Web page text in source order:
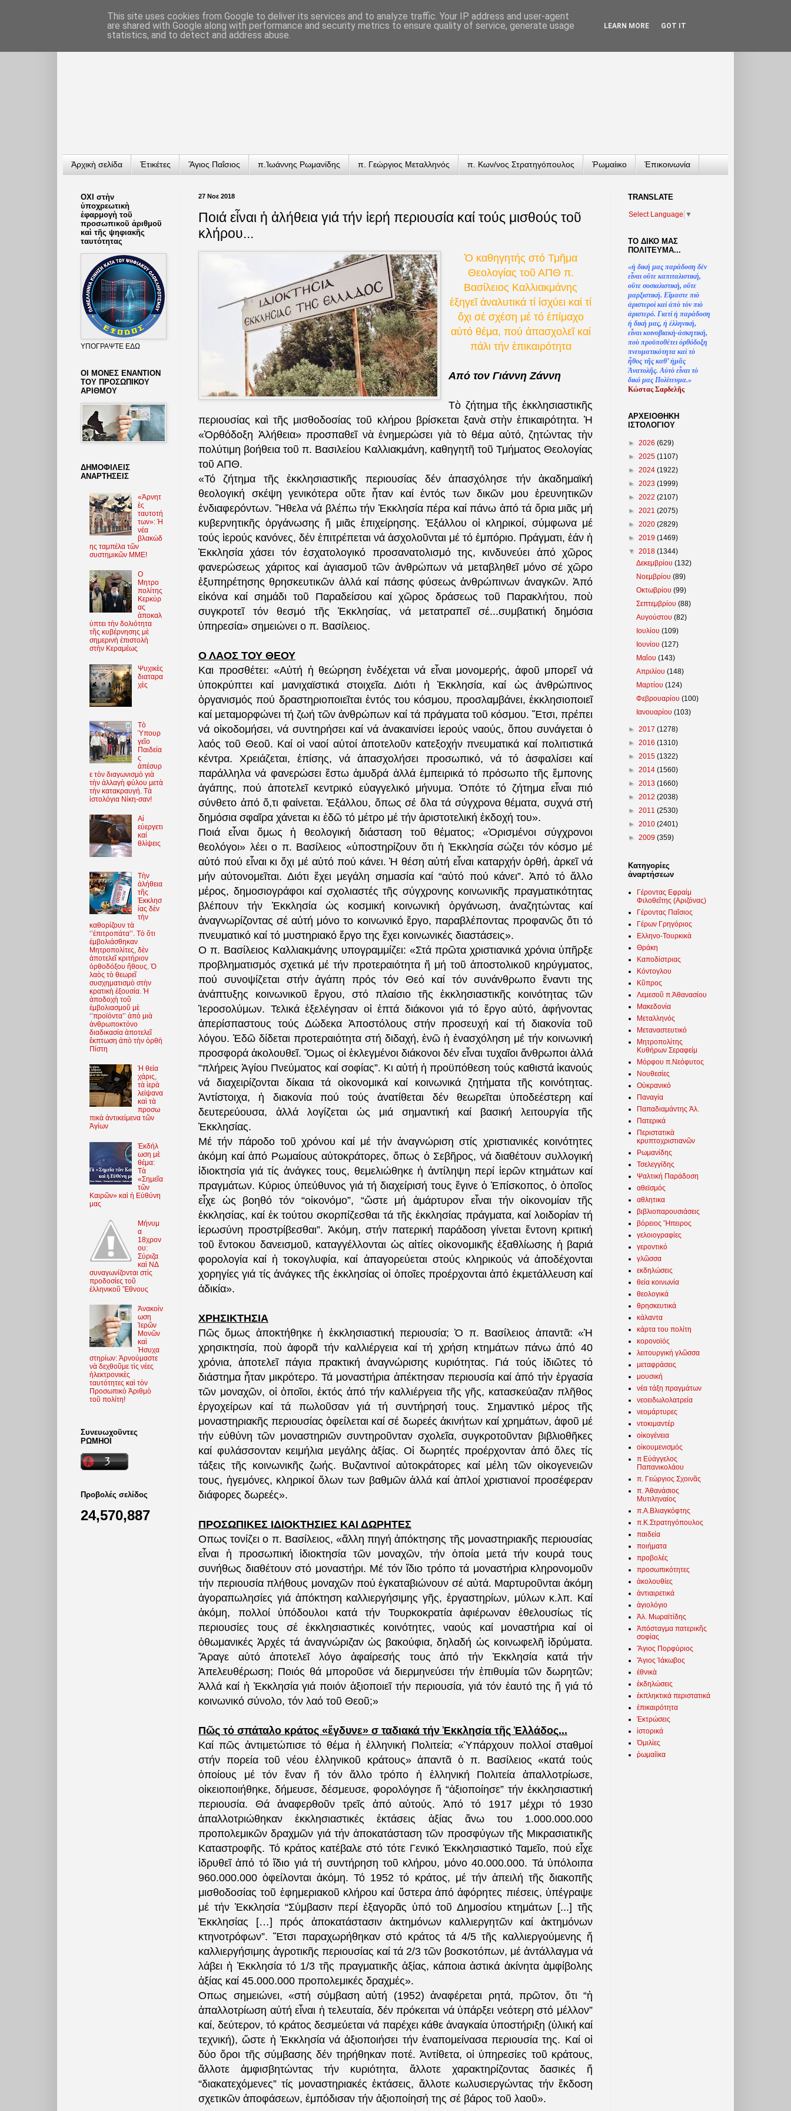
Ἀρχικὴ σελίδα Ἐτικέτες Ἅγιος Παΐσιος π.Ἰωάννης Ρωμανίδης π. Γεώργιος Μεταλληνός π. Κων/νος Στρατηγόπουλος Ῥωμαίικο Ἐπικοινωνία
27 Νοε 2018
Ποιά εἶναι ἡ ἀλήθεια γιά τήν ἱερή περιουσία καί τούς μισθούς τοῦ
κλήρου...
Ὁ καθηγητής στό Τμῆμα
Θεολογίας τοῦ ΑΠΘ π.
Βασίλειος Καλλιακμάνης
ἐξηγεῖ ἀναλυτικά τί ἰσχύει καί τί
ὄχι σέ σχέση μέ τό ἐπίμαχο
αὐτό θέμα, πού ἀπασχολεῖ καί
πάλι τήν ἐπικαιρότητα
Από τον Γιάννη Ζάννη
Τὸ ζήτημα τῆς ἐκκλησιαστικῆς
περιουσίας καὶ τῆς μισθοδοσίας τοῦ κλήρου βρίσκεται ξανὰ στὴν ἐπικαιρότητα. Ἡ
«Ὀρθόδοξη Ἀλήθεια» προσπαθεῖ νὰ ἐνημερώσει γιὰ τὸ θέμα αὐτό, ζητώντας τὴν
πολύτιμη βοήθεια τοῦ π. Βασιλείου Καλλιακμάνη, καθηγητῆ τοῦ Τμήματος Θεολογίας
τοῦ ΑΠΘ.
«Τό ζήτημα τῆς ἐκκλησιαστικῆς περιουσίας δέν ἀπασχόλησε τήν ἀκαδημαϊκή
θεολογική σκέψη γενικότερα οὔτε ἦταν καί ἐντός των δικῶν μου ἐρευνητικῶν
ἐνδιαφερόντων. Ἤθελα νά βλέπω τήν Ἐκκλησία πέρα καί πάνω ἀπό τά ὅρια μιᾶς μή
κυβερνητικῆς ὀργάνωσης ἤ μιᾶς ἐπιχείρησης. Ἐξάλλου οἱ κληρικοί, σύμφωνα μέ
τούς ἱερούς κανόνες, δέν ἐπιτρέπεται νά ἀσχολοῦνται μέ τό ἐμπόριο. Πράγματι, ἐάν ἡ
Ἐκκλησία χάσει τόν ἐσχατολογικό προσανατολισμό της, κινδυνεύει ἀπό χῶρος
φανερώσεως χάριτος καί ἁγιασμοῦ τῶν ἀνθρώπων νά μεταβληθεῖ μόνο σέ χῶρο
ἐξυπηρέτησης θρησκευτικῶν ἀλλά καί πάσης φύσεως ἀνθρώπινων ἀναγκῶν. Ἀπό
εἰκόνα καί σημάδι τοῦ Παραδείσου καί χῶρος δράσεως τοῦ Παρακλήτου, ποὺ
συγκροτεῖ τόν θεσμό τῆς Ἐκκλησίας, νά μετατραπεῖ σέ...συμβατική δημόσια
ὑπηρεσία» σημειώνει ο π. Βασίλειος.
Ο ΛΑΟΣ ΤΟΥ ΘΕΟΥ
Και προσθέτει: «Αὐτή ἡ θεώρηση ἐνδέχεται νά εἶναι μονομερής, ἀφοῦ μπορεῖ νά
ὑποκρύπτει καί μανιχαϊστικά στοιχεῖα. Διότι ἡ Ἐκκλησία, καί ὡς ἀνθρώπινος
ὀργανισμός πού δραστηριοποιεῖται ἐντός του κόσμου, προσλαμβάνει, ἐκκλησιοποιεῖ
καί μεταμορφώνει τή ζωή τῶν ἀνθρώπων καί τά πράγματα τοῦ κόσμου. Ἔτσι, πρέπει
νά οἰκοδομήσει, νά συντηρήσει καί νά ἀνακαινίσει ἱερούς ναούς, ὅπου συνάγεται ὁ
λαός τοῦ Θεοῦ. Καί οἱ ναοί αὐτοί ἀποτελοῦν κατεξοχήν πνευματικά καί πολιτιστικά
κέντρα. Χρειάζεται, ἐπίσης, νά ἀπασχολήσει προσωπικό, νά τό ἀσφαλίσει καί
παράλληλα νά φανερώσει ἔστω ἀμυδρά ἀλλά ἐμπειρικά τό πρόσωπο τῆς ἔμπονης
ἀγάπης, πού ἀποτελεῖ κεντρικό εὐαγγελικό μήνυμα. Ὁπότε τό ζήτημα εἶναι πιό
σύνθετο ἀπό ὅ,τι φαίνεται. Ἐξάλλου, ὅπως σέ ὅλα τά σύγχρονα θέματα, συχνά στή
δημόσια σφαῖρα χάνεται κι ἐδῶ τό μέτρο μέ τήν ἀριστοτελική ἐκδοχή του».
Ποιά εἶναι ὅμως ἡ θεολογική διάσταση τοῦ θέματος; «Ὁρισμένοι σύγχρονοι
θεολόγοι» λέει ο π. Βασίλειος «ὑποστηρίζουν ὅτι ἡ Ἐκκλησία σώζει τόν κόσμο μέ
αὐτό πού εἶναι κι ὄχι μέ αὐτό πού κάνει. Ἡ θέση αὐτή εἶναι καταρχήν ὀρθή, ἀρκεῖ νά
μήν αὐτονομεῖται. Διότι ἔχει μεγάλη σημασία καί “αὐτό πού κάνει”. Ἀπό τό ἄλλο
μέρος, δημοσιογράφοι καί σχολιαστές τῆς σύγχρονης κοινωνικῆς πραγματικότητας
βλέπουν τήν Ἐκκλησία ὡς κοσμική κοινωνική ὀργάνωση, ἀναζητώντας καί
ἀναγνωρίζοντας σέ αὐτή μόνο το κοινωνικό ἔργο, παραβλέποντας προφανῶς ὅτι τό
πνευματικό καί τό μυστηριακό ἔργο της ἔχει κοινωνικές διαστάσεις».
Ο π. Βασίλειος Καλλιακμάνης υπογραμμίζει: «Στά πρῶτα χριστιανικά χρόνια ὑπῆρξε
προβληματισμός σχετικά μέ τήν προτεραιότητα ἤ μή τοῦ ἀποστολικοῦ κηρύγματος,
πού συνοψίζεται στήν ἀγάπη πρός τόν Θεό καί τόν συνάνθρωπο ἔναντι της
ἀνάπτυξης κοινωνικοῦ ἔργου, στό πλαίσιο τῆς ἐκκλησιαστικῆς κοινότητας τῶν
Ἱεροσολύμων. Τελικά ἐξελέγησαν οἱ ἑπτά διάκονοι γιά τό ἔργο αὐτό, ἀφήνοντας
ἀπερίσπαστους τούς Δώδεκα Ἀποστόλους στήν προσευχή καί τή διακονία τοῦ
λόγου. Ἐδῶ δίδεται προτεραιότητα στή διδαχή, ἐνῶ ἡ ἐνασχόληση μέ τήν κοινωνική
προσφορά ἀκολουθεῖ. Ὅμως οἱ ἐκλεγμένοι διάκονοι δέν εἶναι τυχαῖοι ἄνθρωποι ἀλλά
“πλήρεις Ἁγίου Πνεύματος καί σοφίας”. Κι αὐτή ἡ προϋπόθεση τούς καθιστά ἱκανούς
νά διαχειρίζονται δίκαια τά οἰκονομικά καί κοινωνικά ζητήματα τῆς κοινότητας.
Ἀντίστοιχα, ἡ διακονία πού τούς ἀνατίθεται δέν θεωρεῖται ὑποδεέστερη καί
δευτερεύουσα, ἀλλά λογίζεται ὡς μιά σημαντική καί βασική λειτουργία τῆς
Ἐκκλησίας.
Μέ τήν πάροδο τοῦ χρόνου καί μέ τήν ἀναγνώριση στίς χριστιανικές κοινότητες
ἀκόμη καί ἀπό Ρωμαίους αὐτοκράτορες, ὅπως ὁ Σεβῆρος, νά διαθέτουν συλλογική
ἰδιοκτησία γιά τίς ἀνάγκες τους, θεμελιώθηκε ἡ ἀντίληψη περί ἱερῶν κτημάτων καί
πραγμάτων. Κύριος ὑπεύθυνος γιά τή διαχείρισή τους ἔγινε ὁ Ἐπίσκοπος, ὁ ὁποῖος
εἶχε ὡς βοηθό τόν “οἰκονόμο”, “ὥστε μή ἀμάρτυρον εἶναι τήν οἰκονομίαν τῆς
ἐκκλησίας, καί ἐκ τούτου σκορπίζεσθαι τά τῆς ἐκκλησίας πράγματα, καί λοιδορίαν τή
ἱερωσύνη προστρίβεσθαι”. Ἀκόμη, στήν πατερική παράδοση γίνεται ἔντονη κριτική
τοῦ ἔντοκου δανεισμοῦ, καταγγέλλονται ὡς αἰτίες οἰκονομικῆς ἐξαθλίωσης ἡ βαριά
φορολογία καί ἡ τοκογλυφία, καί ἀπαγορεύεται στούς κληρικούς νά ἀποδέχονται
χορηγίες γιά τίς ἀνάγκες τῆς ἐκκλησίας οἱ ὁποῖες προέρχονται ἀπό ἐκμετάλλευση καί
ἀδικία».
ΧΡΗΣΙΚΤΗΣΙΑ
Πῶς ὅμως ἀποκτήθηκε ἡ ἐκκλησιαστική περιουσία; Ὁ π. Βασίλειος ἀπαντᾶ: «Ἡ
χρησικτησία, ποὺ ἀφορᾶ τήν καλλιέργεια καί τή χρήση κτημάτων πάνω ἀπό 40
χρόνια, ἀποτελεῖ πάγια πρακτική ἀναγνώρισης κυριότητας. Γιά τούς ἰδιῶτες τό
διάστημα ἦταν μικρότερο. Τά μοναστήρια ἀπέκτησαν περιουσία καί ἀπό τήν ἐργασία
τῶν μοναχῶν, οἱ ὁποῖοι, ἐκτός ἀπό τήν καλλιέργεια τῆς γῆς, κατασκεύαζαν πλῆθος
ἐργοχείρων καί τά πωλοῦσαν γιά τή συντήρησή τους. Σημαντικό μέρος τῆς
μοναστηριακῆς περιουσίας ὀφείλεται καί σέ δωρεές ἀκινήτων καί χρημάτων, ἀφοῦ μέ
τήν εὐθύνη τῶν μοναστηριῶν συντηροῦνταν σχολεῖα, συγκροτοῦνταν βιβλιοθῆκες
καί φυλάσσονταν κειμήλια μεγάλης ἀξίας. Οἱ δωρητές προέρχονταν ἀπό ὅλες τίς
τάξεις τῆς κοινωνικῆς ζωής. Βυζαντινοί αὐτοκράτορες καί μέλη τῶν οἰκογενειῶν
τους, ἡγεμόνες, κληρικοί ὅλων των βαθμῶν ἀλλά καί ἁπλοί χριστιανοί προσέφεραν
διάφορες δωρεές».
ΠΡΟΣΩΠΙΚΕΣ ΙΔΙΟΚΤΗΣΙΕΣ ΚΑΙ ΔΩΡΗΤΕΣ
Οπως τονίζει ο π. Βασίλειος, «ἄλλη πηγή ἀπόκτησης τῆς μοναστηριακῆς περιουσίας
εἶναι ἡ προσωπική ἰδιοκτησία τῶν μοναχῶν, τήν ὁποία μετά τήν κουρά τους
συνήθως διαθέτουν στό μοναστήρι. Μέ τόν ἴδιο τρόπο τά μοναστήρια κληρονομοῦν
τήν περιουσία πλήθους μοναχῶν πού ἐγκαταβιώνουν σέ αὐτά. Μαρτυροῦνται ἀκόμη
ἀγοραπωλησίες γιά ἀπόκτηση καλλιεργήσιμης γῆς, ἐργαστηρίων, μύλων κ.λπ. Καί
ἀκόμη, πολλοί ὑπόδουλοι κατά τήν Τουρκοκρατία ἀφιέρωναν ἐθελουσίως τίς
περιουσίες τους σέ ἐκκλησιαστικές κοινότητες, ναούς καί μοναστήρια καί οἱ
ὀθωμανικές Ἀρχές τά ἀναγνώριζαν ὡς βακούφια, δηλαδή ὡς κοινωφελῆ ἱδρύματα.
Ἄραγε αὐτό ἀποτελεῖ λόγο ἀφαίρεσής τους ἀπό τήν Ἐκκλησία κατά τήν
Ἀπελευθέρωση; Ποιός θά μποροῦσε νά διερμηνεύσει τήν ἐπιθυμία τῶν δωρητῶν;
Ἀλλά καί ἡ Ἐκκλησία γιά ποιόν ἀξιοποιεῖ τήν περιουσία, γιά τόν ἑαυτό της ἤ γιά τό
κοινωνικό σύνολο, τόν λαό τοῦ Θεοῦ;»
Πῶς τό σπάταλο κράτος «ἔγδυνε» σ ταδιακά τήν Ἐκκλησία τῆς Ἑλλάδος...
Καί πῶς ἀντιμετώπισε τό θέμα ἡ ἑλληνική Πολιτεία; «Ὑπάρχουν πολλοί σταθμοί
στήν πορεία τοῦ νέου ἑλληνικοῦ κράτους» ἀπαντᾶ ὁ π. Βασίλειος «κατά τούς
ὁποίους μέ τόν ἕναν ἤ τόν ἄλλο τρόπο ἡ ἑλληνική Πολιτεία ἀπαλλοτρίωσε,
οἰκειοποιήθηκε, δήμευσε, δέσμευσε, φορολόγησε ἤ “ἀξιοποίησε” τήν ἐκκλησιαστική
περιουσία. Θά ἀναφερθοῦν τρεῖς ἀπό αὐτούς. Ἀπό τό 1917 μέχρι τό 1930
ἀπαλλοτριώθηκαν ἐκκλησιαστικές ἐκτάσεις ἀξίας ἄνω του 1.000.000.000
προπολεμικῶν δραχμῶν γιά τήν ἀποκατάσταση τῶν προσφύγων τῆς Μικρασιατικῆς
Καταστροφῆς. Τό κράτος κατέβαλε στό τότε Γενικό Ἐκκλησιαστικό Ταμεῖο, πού εἶχε
ἱδρυθεῖ ἀπό τό ἴδιο γιά τή συντήρηση τοῦ κλήρου, μόνο 40.000.000. Τά ὑπόλοιπα
960.000.000 ὀφείλονται ἀκόμη. Τό 1952 τό κράτος, μέ τήν ἀπειλή τῆς διακοπῆς
μισθοδοσίας τοῦ ἐφημεριακοῦ κλήρου καί ὕστερα ἀπό ἀφόρητες πιέσεις, ὑπέγραψε
μέ τήν Ἐκκλησία “Σύμβασιν περί ἐξαγορᾶς ὑπό τοῦ Δημοσίου κτημάτων [...] τῆς
Ἐκκλησίας […] πρός ἀποκατάστασιν ἀκτημόνων καλλιεργητῶν καί ἀκτημόνων
κτηνοτρόφων”. Ἔτσι παραχωρήθηκαν στό κράτος τά 4/5 τῆς καλλιεργούμενης ἤ
καλλιεργήσιμης ἀγροτικῆς περιουσίας καί τά 2/3 τῶν βοσκοτόπων, μέ ἀντάλλαγμα νά
λάβει ἡ Ἐκκλησία τό 1/3 τῆς πραγματικῆς ἀξίας, κάποια ἀστικά ἀκίνητα ἀμφίβολης
ἀξίας καί 45.000.000 προπολεμικές δραχμές».
Οπως σημειώνει, «στή σύμβαση αὐτή (1952) ἀναφέρεται ρητά, πρῶτον, ὅτι “ἡ
ἀπαλλοτρίωση αὐτή εἶναι ἡ τελευταία, δέν πρόκειται νά ὑπάρξει νεότερη στό μέλλον”
καί, δεύτερον, τό κράτος δεσμεύεται νά παρέχει κάθε ἀναγκαία ὑποστήριξη (ὑλική καί
τεχνική), ὥστε ἡ Ἐκκλησία νά ἀξιοποιήσει τήν ἐναπομείνασα περιουσία της. Καί οἱ
δύο ὅροι τῆς σύμβασης δέν τηρήθηκαν ποτέ. Ἀντίθετα, οἱ ὑπηρεσίες τοῦ κράτους,
ἄλλοτε ἀμφισβητώντας τήν κυριότητα, ἄλλοτε χαρακτηρίζοντας δασικές ἤ
“διακατεχόμενες” τίς μοναστηριακές ἐκτάσεις, ἄλλοτε κωλυσιεργώντας τήν ἔκδοση
σχετικῶν ἀποφάσεων, ἐμπόδισαν τήν ἀξιοποίησή της σέ βάρος τοῦ λαοῦ».
ΟΧΙ στὴν
ὑποχρεωτικὴ
ἐφαρμογὴ τοῦ
προσωπικοῦ ἀριθμοῦ
καὶ τῆς ψηφιακῆς
ταυτότητας
ΥΠΟΓΡΑΨΤΕ ΕΔΩ
ΟΙ ΜΟΝΕΣ ΕΝΑΝΤΙΟΝ
ΤΟΥ ΠΡΟΣΩΠΙΚΟΥ
ΑΡΙΘΜΟΥ
ΔΗΜΟΦΙΛΕΙΣ
ΑΝΑΡΤΗΣΕΙΣ
«Ἀρνητ
ὲς
ταυτοτή
των»: Ἡ
νέα
βλακώδ
ης ταμπέλα τῶν
συστημικῶν ΜΜΕ!
O
Μητρο
πολίτης
Κερκύρ
ας
ἀποκαλ
ύπτει τὴν δολιότητα
τῆς κυβέρνησης μὲ
σημερινὴ ἐπιστολὴ
στὴν Κεραμέως
Ψυχικὲς
διαταρα
χὲς
Τὸ
Ὑπουρ
γεῖο
Παιδεία
ς
ἀπέσυρ
ε τὸν διαγωνισμὸ γιὰ
τὴν ἀλλαγὴ φύλου μετὰ
τὴν κατακραυγή. Τὰ
ἱστολόγια Νίκη-σαν!
Αἱ
εὐεργετι
καί
θλίψεις
Τὴν
ἀλήθεια
τῆς
Ἐκκλησ
ίας δὲν
τὴν
καθορίζουν τὰ
‘’ἐπιτροπάτα’’. Τὸ ὅτι
ἐμβολιάσθηκαν
Μητροπολίτες, δὲν
ἀποτελεῖ κριτήριον
ὀρθοδόξου ἤθους. Ὁ
λαὸς τὸ θεωρεῖ
συσχηματισμὸ στὴν
κρατικὴ ἐξουσία. Ἡ
ἀποδοχὴ τοῦ
ἐμβολιασμοῦ μὲ
‘’προϊόντα’’ ἀπὸ μιὰ
ἀνθρωποκτόνο
διαδικασία ἀποτελεῖ
ἔκπτωση ἀπὸ τὴν ὀρθὴ
Πίστη
Ἡ θεία
χάρις,
τὰ ἱερὰ
λείψανα
καὶ τὰ
προσω
πικὰ ἀντικείμενα τῶν
Ἁγίων
Ἐκδήλ
ωση μὲ
θέμα:
Τὰ
«Σημεῖα
τῶν
Καιρῶν» καὶ ἡ Εὐθύνη
μας
Μήνυμ
α
18χρον
ου:
Σύριζα
καὶ ΝΔ
συναγωνίζονται στὶς
προδοσίες τοῦ
ἑλληνικοῦ Ἔθνους
Ἀνακοίν
ωση
Ἱερῶν
Μονῶν
καὶ
Ἡσυχα
στηρίων: Ἀρνούμαστε
νὰ δεχθοῦμε τὶς νέες
ἠλεκτρονικὲς
ταυτότητες καὶ τὸν
Προσωπικὸ Ἀριθμὸ
τοῦ πολίτη!
Συνευωχοῦντες
ΡΩΜΗΟΙ
Προβολές σελίδος
24,570,887
TRANSLATΕ
Select Language ▼
ΤΟ ΔΙΚΟ ΜΑΣ
ΠΟΛΙΤΕΥΜΑ...
«ἡ δική μας παράδοση δὲν
εἶναι οὔτε καπιταλιστική,
οὔτε σοσιαλιστική, οὔτε
μαρξιστική. Εἴμαστε πιὸ
ἀριστεροὶ καὶ ἀπὸ τὸν πιὸ
ἀριστερό. Γιατίἡ παράδοση
ἡ δική μας, ἡ ἑλληνική,
εἶναι κοινοβιακὴ-ἀσκητική,
ποὺ προϋποθέτει ὀρθόδοξη
πνευματικότητα καὶ τὸ
ἦθος τῆς καθ’ἠμᾶς
Ἀνατολῆς. Αὐτὸ εἶναι τὸ
δικό μας Πολίτευμα.»
Κώστας Σαρδελῆς
ΑΡΧΕΙΟΘΗΚΗ
ΙΣΤΟΛΟΓΙΟΥ
► 2026 (629)
► 2025 (1107)
► 2024 (1922)
► 2023 (1999)
► 2022 (2107)
► 2021 (2075)
► 2020 (2829)
► 2019 (1469)
▼ 2018 (1344)
Δεκεμβρίου(132)
Νοεμβρίου(89)
Οκτωβρίου(99)
Σεπτεμβρίου(88)
Αυγούστου(82)
Ιουλίου(109)
Ιουνίου(127)
Μαΐου(143)
Απριλίου(148)
Μαρτίου(124)
Φεβρουαρίου(100)
Ιανουαρίου(103)
► 2017 (1278)
► 2016 (1310)
► 2015 (1322)
► 2014 (1560)
► 2013 (1660)
► 2012 (2038)
► 2011 (2530)
► 2010 (2401)
► 2009 (359)
Κατηγορίες
ἀναρτήσεων
Γέροντας Εφραίμ
Φιλοθεΐτης (Αριζόνας)
Γέροντας Παΐσιος
Γέρων Γρηγόριος
Ελληνο-Τουρκικὰ
Θράκη
Καποδίστριας
Κόντογλου
Κῦπρος
Λεμεσοῦ π.Ἀθανασίου
Μακεδονία
Μεταλληνός
Μεταναστευτικό
Μητροπολίτης
Κυθήρων Σεραφείμ
Μόρφου π.Νεόφυτος
Νουθεσίες
Οὐκρανικό
Παναγία
Παπαδιαμάντης Ἀλ.
Πατερικά
Περιστατικὰ
κρυπτοχριστιανῶν
Ρωμανίδης
Τσελεγγίδης
Ψαλτική Παράδοση
αθεϊσμός
αθλητικα
βιβλιοπαρουσιάσεις
βόρειος Ἤπειρος
γελοιογραφίες
γεροντικό
γλῶσσα
εκδηλώσεις
θεία κοινωνία
θεολογικά
θρησκευτικά
κάλαντα
κάρτα του πολίτη
κορονοϊός
λειτουργική γλῶσσα
μεταφράσεις
μουσική
νέα τάξη πραγμάτων
νεοειδωλολατρεία
νεομάρτυρες
ντοκιμαντέρ
οἰκογένεια
οἰκουμενισμός
π Εὐάγγελος
Παπανικολάου
π. Γεώργιος Σχοινᾶς
π. Ἀθανάσιος
Μυτιληναίος
π.Α.Βλιαγκόφτης
π.Κ.Στρατηγόπουλος
παιδεία
ποιήματα
προβολές
προσωπικότητες
ἀκολουθίες
ἀντιαιρετικά
ἁγιολόγιο
Ἀλ. Μωραϊτίδης
Ἀπόσταγμα πατερικῆς
σοφίας
Ἅγιος Πορφύριος
Ἅγιος Ἰάκωβος
ἐθνικὰ
ἐκδηλώσεις
ἐκπληκτικά περιστατικά
ἐπικαιρότητα
Ἐκτρώσεις
ἱστορικά
Ὁμιλίες
ῥωμαίϊκα
This site uses cookies from Google to deliver its services and to analyze traffic. Your IP address and user-agent
are shared with Google along with performance and security metrics to ensure quality of service, generate usage
statistics, and to detect and address abuse.
LEARN MORE GOT IT